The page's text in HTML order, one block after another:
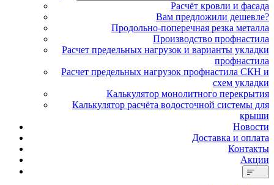
Расчёт кровли и фасада
Вам предложили дешевле?
Продольно-поперечная резка металла
Производство профнастила
Расчет предельных нагрузок и варианты укладки
профнастила
Расчет предельных нагрузок профнастила СКН и
схем укладки
Калькулятор монолитного перекрытия
Калькулятор расчёта водосточной системы для
крыши
Новости
Доставка и оплата
Контакты
Акции